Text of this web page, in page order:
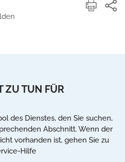
ZU TUN FÜR
des Dienstes, den Sie suchen,
Abschnitt. Wenn der
vorhanden ist, gehen Sie zu
Hilfe